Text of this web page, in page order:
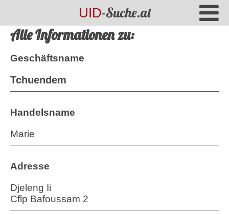
UID-Suche.at
Alle Informationen zu:
Geschäftsname
Tchuendem
Handelsname
Marie
Adresse
Djeleng Ii
Cflp Bafoussam 2